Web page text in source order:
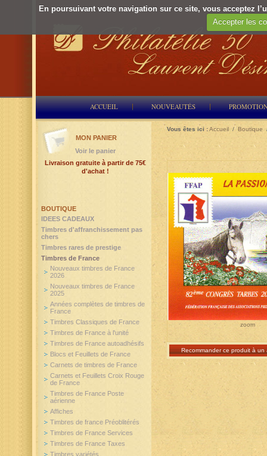
En poursuivant votre navigation sur ce site, vous acceptez
Accepter les
ACCUEIL NOUVEAUTÉS
Vous êtes ici :Accueil / Boutique
zoom
Recommander ce produit à un
BOUTIQUE
IDEES CADEAUX
Timbres d'affranchissement pas
chers
Timbres rares de prestige
Timbres de France
Nouveaux timbres de France
2026
Nouveaux timbres de France
2025
Années complètes de timbres de
France
Timbres Classiques de France
Timbres de France à l'unité
Timbres de France autoadhésifs
Blocs et Feuillets de France
Carnets de timbres de France
Carnets et Feuillets Croix Rouge
de France
Timbres de France Poste
aérienne
Affiches
Timbres de france Préoblitérés
Timbres de France Services
Timbres de France Taxes
Timbres variétés
MON PANIER
Voir le panier
Livraison gratuite à partir de 75€
d'achat !